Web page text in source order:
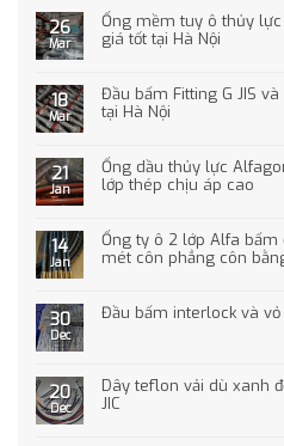
26
Mar
Ống mềm tuy ô thủy
giá tốt tại Hà Nội
18
Mar
Đầu bấm Fitting G JIS
tại Hà Nội
21
Jan
Ống dầu thủy lực
lớp thép chịu áp cao
14
Jan
Ống ty ô 2 lớp Alfa bấm
mét côn phẳng côn
30
Dec
Đầu bấm interlock và
20
Dec
Dây teflon vải dù xanh
JIC